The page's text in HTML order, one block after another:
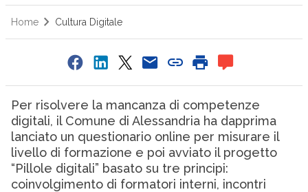
Home Cultura Digitale
Per risolvere la mancanza di competenze
digitali, il Comune di Alessandria ha dapprima
lanciato un questionario online per misurare il
livello di formazione e poi avviato il progetto
“Pillole digitali” basato su tre principi:
coinvolgimento di formatori interni, incontri